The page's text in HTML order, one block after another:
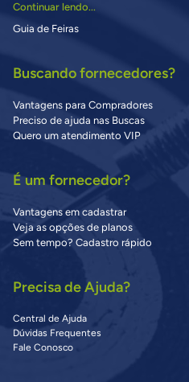
Continuar lendo...
Guia de Feiras
Buscando fornecedores?
Vantagens para Compradores
Preciso de ajuda nas Buscas
Quero um atendimento VIP
É um fornecedor?
Vantagens em cadastrar
Veja as opções de planos
Sem tempo? Cadastro rápido
Precisa de Ajuda?
Central de Ajuda
Dúvidas Frequentes
Fale Conosco